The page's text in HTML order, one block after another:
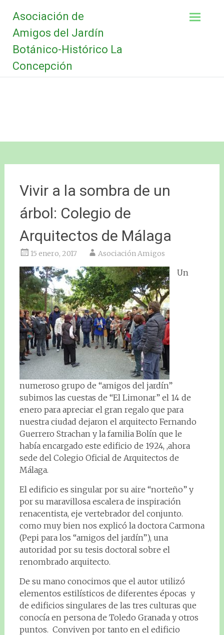
contenido
Asociación de
Amigos del Jardín
Botánico-Histórico La
Concepción
Vivir a la sombra de un
árbol: Colegio de
Arquitectos de Málaga
15 enero, 2017 Asociación Amigos
Un
numeroso grupo de “amigos del jardín”
subimos las cuestas de “El Limonar” el 14 de
enero para apreciar el gran regalo que para
nuestra ciudad dejaron el arquitecto Fernando
Guerrero Strachan y la familia Bolín que le
había encargado este edificio de 1924, ,ahora
sede del Colegio Oficial de Arquitectos de
Málaga.
El edificio es singular por su aire “norteño” y
por su maravillosa escalera de inspiración
renacentista, eje vertebrador del conjunto.
como muy bien nos explicó la doctora Carmona
(Pepi para los “amigos del jardín”), una
autoridad por su tesis doctoral sobre el
renombrado arquitecto.
De su mano conocimos que el autor utilizó
elementos estilísticos de diferentes épocas y
de edificios singulares de las tres culturas que
conocía en persona de Toledo Granada y otros
puntos. Conviven por tanto en el edificio